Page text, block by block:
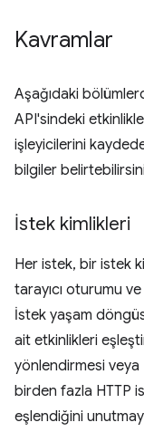
Kavramlar
Aşağıdaki
API'sindeki
işleyicilerini
bilgiler
İstek kimlikleri
Her istek, bir istek
tarayıcı oturumu
İstek yaşam
ait etkinlikleri
yönlendirmesi veya
birden fazla HTTP
eşlendiğini